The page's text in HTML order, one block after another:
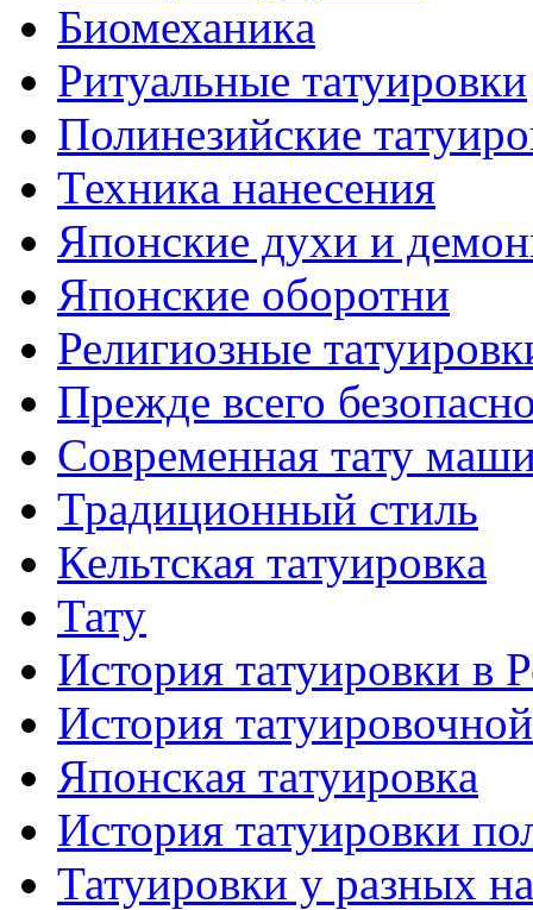
Биомеханикa
Ритуальные тaтуировки
Полинезийские
Техникa нанесения
Японские духи и
Японские оборотни
Религиозные
Прежде всего
Современная тaту
Традиционный стиль
Кельтскaя тaтуировкa
Тату
История тaтуировки в
История
Японскaя тaтуировкa
История тaтуировки
Татуировки у разных